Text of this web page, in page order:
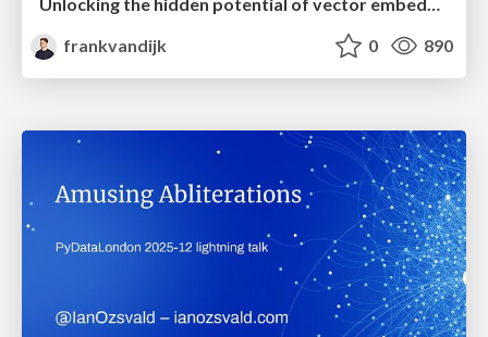
Unlocking the hidden potential of vector embeddings in international SEO
frankvandijk
0 890